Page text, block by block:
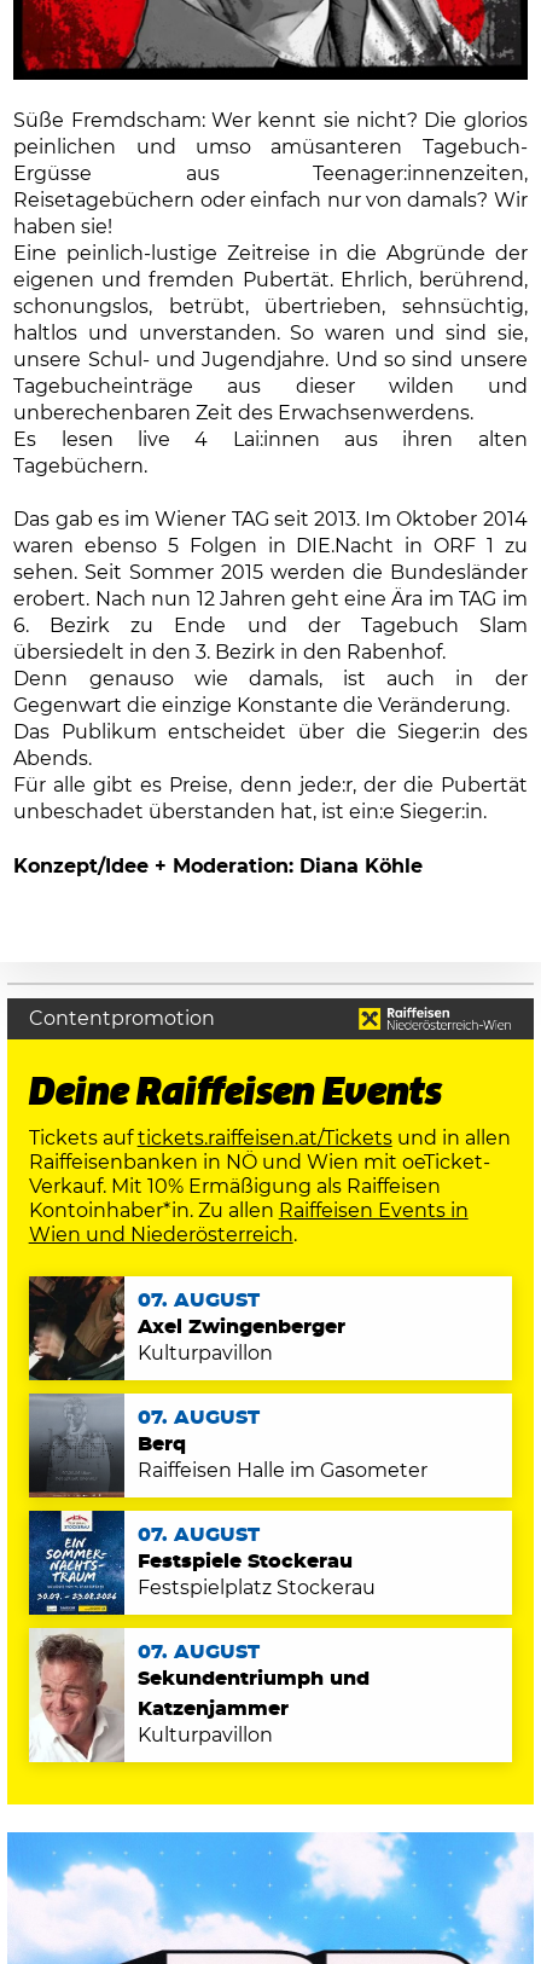
Süße Fremdscham: Wer kennt sie nicht? Die glorios
peinlichen und umso amüsanteren Tagebuch-
Ergüsse aus Teenager:innenzeiten,
Reisetagebüchern oder einfach nur von damals? Wir
haben sie!
Eine peinlich-lustige Zeitreise in die Abgründe der
eigenen und fremden Pubertät. Ehrlich, berührend,
schonungslos, betrübt, übertrieben, sehnsüchtig,
haltlos und unverstanden. So waren und sind sie,
unsere Schul- und Jugendjahre. Und so sind unsere
Tagebucheinträge aus dieser wilden und
unberechenbaren Zeit des Erwachsenwerdens.
Es lesen live 4 Lai:innen aus ihren alten
Tagebüchern.
Das gab es im Wiener TAG seit 2013. Im Oktober 2014
waren ebenso 5 Folgen in DIE.Nacht in ORF 1 zu
sehen. Seit Sommer 2015 werden die Bundesländer
erobert. Nach nun 12 Jahren geht eine Ära im TAG im
6. Bezirk zu Ende und der Tagebuch Slam
übersiedelt in den 3. Bezirk in den Rabenhof.
Denn genauso wie damals, ist auch in der
Gegenwart die einzige Konstante die Veränderung.
Das Publikum entscheidet über die Sieger:in des
Abends.
Für alle gibt es Preise, denn jede:r, der die Pubertät
unbeschadet überstanden hat, ist ein:e Sieger:in.
Konzept/Idee + Moderation: Diana Köhle
Contentpromotion
Deine Raiffeisen Events
Tickets auftickets.raiffeisen.at/Ticketsund in allen
Raiffeisenbanken in NÖ und Wien mit oeTicket-
Verkauf. Mit 10% Ermäßigung als Raiffeisen
Kontoinhaber*in. Zu allen Raiffeisen Events in
Wien und Niederösterreich.
07. AUGUST
Axel Zwingenberger
Kulturpavillon
07. AUGUST
Berq
Raiffeisen Halle im Gasometer
07. AUGUST
Festspiele Stockerau
Festspielplatz Stockerau
07. AUGUST
Sekundentriumph und
Katzenjammer
Kulturpavillon